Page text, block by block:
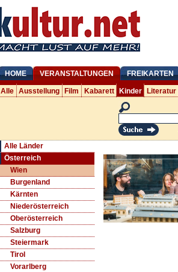
HOME VERANSTALTUNGEN FREIKARTEN
Alle Ausstellung Film Kabarett Kinder Literatur
Alle Länder
Österreich
Wien
Burgenland
Kärnten
Niederösterreich
Oberösterreich
Salzburg
Steiermark
Tirol
Vorarlberg